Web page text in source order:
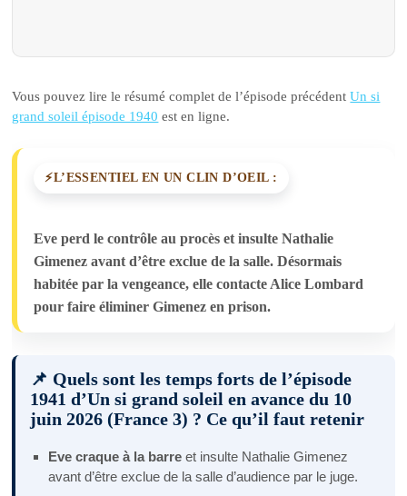
Vous pouvez lire le résumé complet de l’épisode précédentUn si
grand soleil épisode 1940 est en ligne.
L’ESSENTIEL EN UN CLIN D’OEIL :
Eve perd le contrôle au procès et insulte Nathalie
Gimenez avant d’être exclue de la salle. Désormais
habitée par la vengeance, elle contacte Alice Lombard
pour faire éliminer Gimenez en prison.
📌 Quels sont les temps forts de l’épisode
1941 d’Un si grand soleil en avance du 10
juin 2026 (France 3) ? Ce qu’il faut retenir
Eve craque à la barre et insulte Nathalie Gimenez
avant d’être exclue de la salle d’audience par le juge.